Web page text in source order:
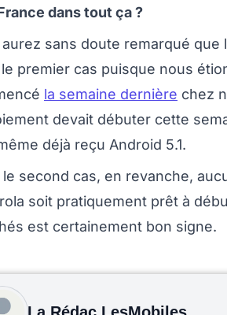
dans tout ça ?
sans doute remarqué
premier cas puisque nous
la semaine dernière chez
devait débuter cette
déjà reçu Android 5.1.
le second cas, en revanche,
soit pratiquement prêt à
est certainement bon signe.